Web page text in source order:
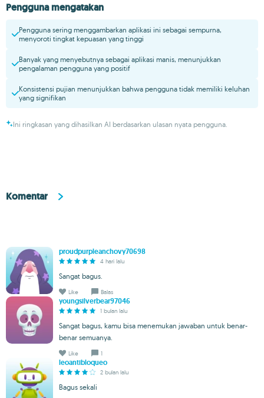
Pengguna mengatakan
Pengguna sering menggambarkan aplikasi ini sebagai sempurna,
menyoroti tingkat kepuasan yang tinggi
Banyak yang menyebutnya sebagai aplikasi manis, menunjukkan
pengalaman pengguna yang positif
Konsistensi pujian menunjukkan bahwa pengguna tidak memiliki keluhan
yang signifikan
Ini ringkasan yang dihasilkan AI berdasarkan ulasan nyata pengguna.
Komentar
proudpurpleanchovy70698
4 hari lalu
Sangat bagus.
Like Balas
youngsilverbear97046
1 bulan lalu
Sangat bagus, kamu bisa menemukan jawaban untuk benar-
benar semuanya.
Like 1
leoantibloqueo
2 bulan lalu
Bagus sekali